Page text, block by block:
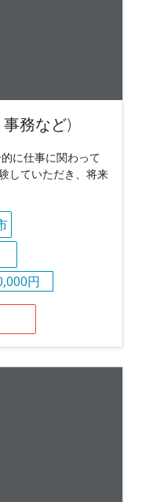
務など)
に仕事に関わって
していただき、将来
円